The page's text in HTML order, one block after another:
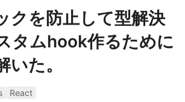
クを防止して型解決
タムhook作るために
た。
React